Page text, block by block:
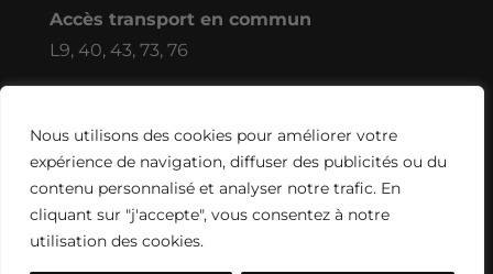
Nous utilisons des cookies pour améliorer votre
expérience de navigation, diffuser des publicités ou du
contenu personnalisé et analyser notre trafic. En
cliquant sur "j'accepte", vous consentez à notre
utilisation des cookies.
Accès transport en commun
L9, 40, 43, 73, 76
Réalisé par l’agenceDigiibuz🐝Copyright ©
2026. Tous droits réservés
Mentions légales & politique de
confidentialité